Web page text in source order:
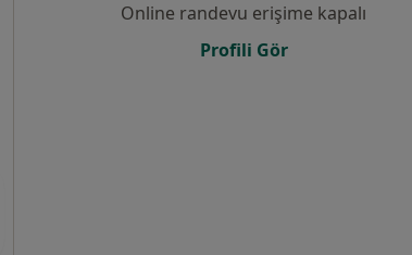
Online randevu erişime kapalı
Profili Gör